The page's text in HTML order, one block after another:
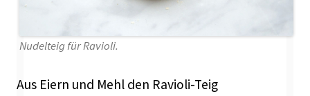
Nudelteig für Ravioli.
Aus Eiern und Mehl den Ravioli-Teig